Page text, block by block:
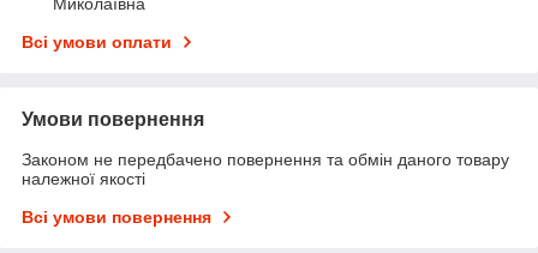
Всі умови оплати
Умови повернення
Законом не передбачено повернення та обмін даного товару
належної якості
Всі умови повернення